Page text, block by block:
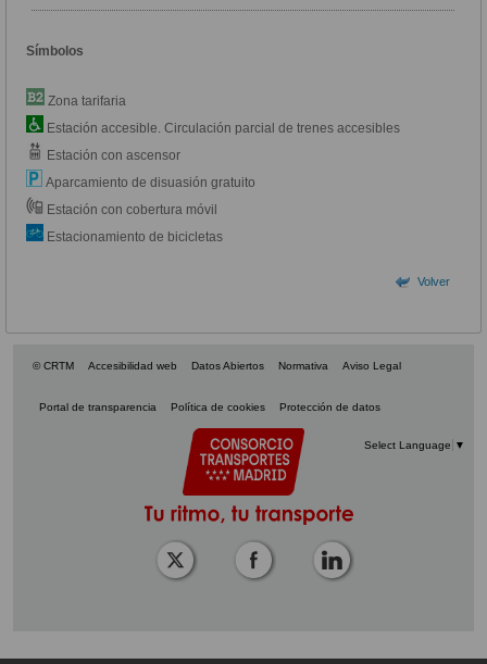
Símbolos
Zona tarifaria
Estación accesible. Circulación parcial de trenes accesibles
Estación con ascensor
Aparcamiento de disuasión gratuito
Estación con cobertura móvil
Estacionamiento de bicicletas
Volver
© CRTM Accesibilidad web Datos Abiertos Normativa Aviso Legal
Portal de transparencia Política de cookies Protección de datos
Select Language ▼